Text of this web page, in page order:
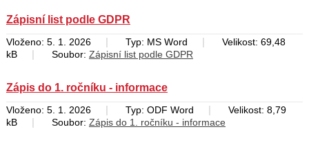
Zápisní list podle GDPR
Vloženo: 5. 1. 2026 | Typ: MS Word |
Velikost: 69,48
kB
| Soubor: Zápisní list podle GDPR
Zápis do 1. ročníku - informace
Vloženo: 5. 1. 2026 | Typ: ODF Word |
Velikost: 8,79
kB
| Soubor: Zápis do 1. ročníku - informace